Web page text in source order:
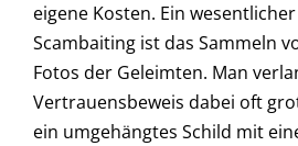
eigene Kosten. Ein
Scambaiting ist das Sammeln
Fotos der Geleimten. Man
Vertrauensbeweis dabei oft
ein umgehängtes Schild mit